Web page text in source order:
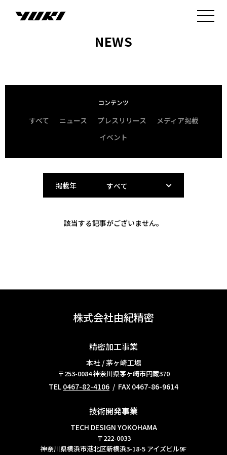
NEWS
コンテンツ
すべて ニュース プレスリリース
メディア掲載
イベント
掲載年
該当する記事がございません。
株式会社由紀精密
精密加工事業
本社 / 茅ヶ崎工場
〒253-0084神奈川県茅ヶ崎市円蔵370
TEL 0467-82-4106 / FAX 0467-86-9614
技術開発事業
TECH DESIGN YOKOHAMA
〒222-0033
神奈川県横浜市港北区新横浜3-18-5 アイズビル9F